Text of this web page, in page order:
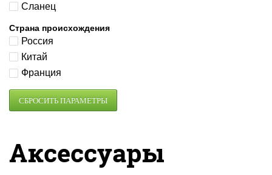
Сланец
Страна происхождения
Россия
Китай
Франция
Аксессуары